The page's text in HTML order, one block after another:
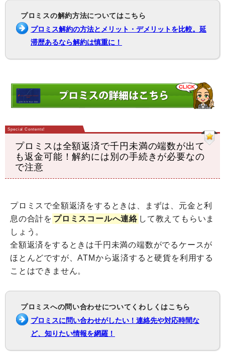
プロミスの解約方法についてはこちら
プロミス解約の方法とメリット・デメリットを比較。延
滞歴あるなら解約は慎重に！
プロミスは全額返済で千円未満の端数が出て
も返金可能！解約には別の手続きが必要なの
で注意
プロミスで全額返済をするときは、まずは、元金と利
息の合計を プロミスコールへ連絡 して教えてもらいま
しょう。
全額返済をするときは千円未満の端数がでるケースが
ほとんどですが、ATMから返済すると硬貨を利用する
ことはできません。
プロミスへの問い合わせについてくわしくはこちら
プロミスに問い合わせがしたい！連絡先や対応時間な
ど、知りたい情報を網羅！